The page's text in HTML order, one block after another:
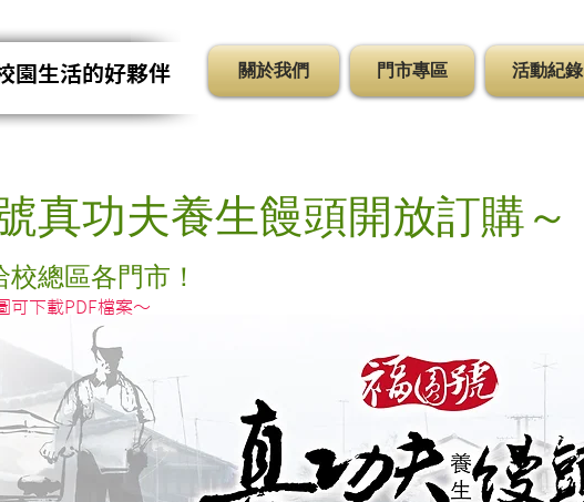
園生活的好夥伴 關於我們 門市專區 活動紀錄
真功夫養生饅頭開放訂購～
總區各門市！
可下載PDF檔案～